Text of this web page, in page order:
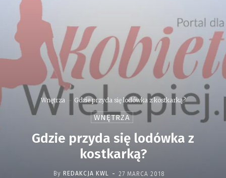
Wnętrza Gdzie przyda się lodówka z kostkarką?
WNĘTRZA
Gdzie przyda się lodówka z
kostkarką?
By REDAKCJA KWL - 27 MARCA 2018